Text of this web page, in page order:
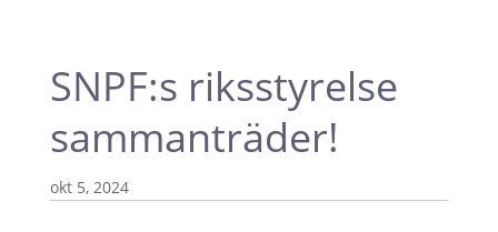
SNPF:s riksstyrelse
sammanträder!
okt 5, 2024